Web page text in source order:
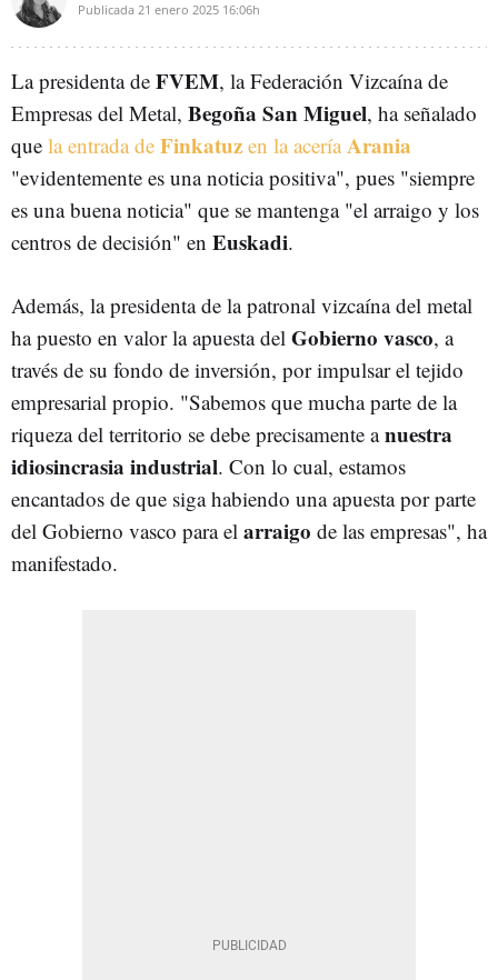
Publicada 21 enero 2025 16:06h
La presidenta de FVEM, la Federación Vizcaína de
Empresas del Metal, Begoña San Miguel, ha señalado
que la entrada de Finkatuz en la aceríaArania
"evidentemente es una noticia positiva", pues "siempre
es una buena noticia" que se mantenga "el arraigo y los
centros de decisión" en Euskadi.
Además, la presidenta de la patronal vizcaína del metal
ha puesto en valor la apuesta del Gobierno vasco, a
través de su fondo de inversión, por impulsar el tejido
empresarial propio. "Sabemos que mucha parte de la
riqueza del territorio se debe precisamente anuestra
idiosincrasia industrial. Con lo cual, estamos
encantados de que siga habiendo una apuesta por parte
del Gobierno vasco para el arraigo de las empresas", ha
manifestado.